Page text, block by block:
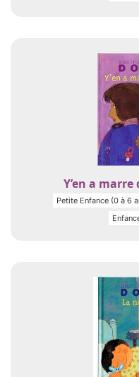
Y’en a
Petite Enfance (0 à 6